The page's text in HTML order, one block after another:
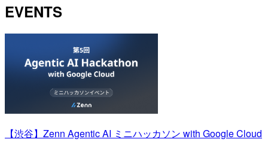
EVENTS
【渋谷】Zenn Agentic AI ミニハッカソン with Google Cloud